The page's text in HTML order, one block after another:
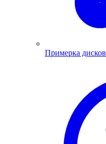
Примерка дисков